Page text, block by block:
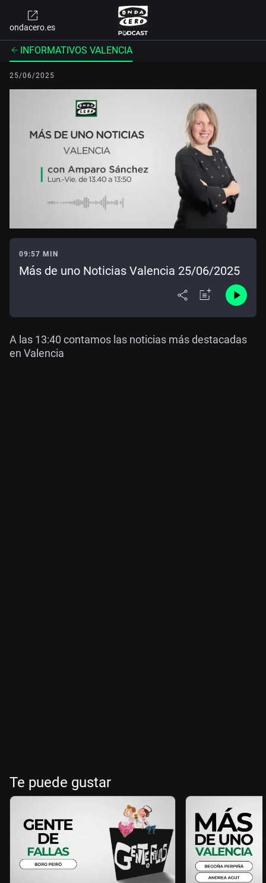
ondacero.es
INFORMATIVOS VALENCIA
25/06/2025
09:57 MIN
Más de uno Noticias Valencia 25/06/2025
A las 13:40 contamos las noticias más destacadas
en Valencia
Te puede gustar